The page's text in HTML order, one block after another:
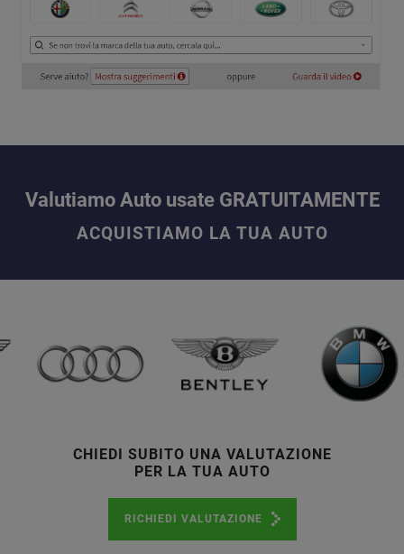
Valutiamo Auto usate GRATUITAMENTE
ACQUISTIAMO LA TUA AUTO
CHIEDI SUBITO UNA VALUTAZIONE
PER LA TUA AUTO
RICHIEDI VALUTAZIONE